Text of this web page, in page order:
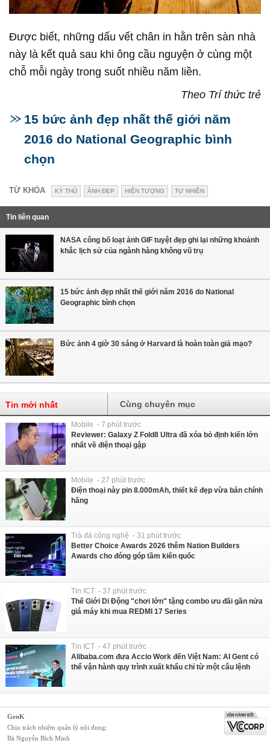
Được biết, những dấu vết chân in hằn trên sàn nhà
này là kết quả sau khi ông cầu nguyện ở cùng một
chỗ mỗi ngày trong suốt nhiều năm liền.
Theo Trí thức trẻ
15 bức ảnh đẹp nhất thế giới năm
2016 do National Geographic bình
chọn
TỪ KHÓA KỲ THỦ ẢNH ĐẸP HIỆN TƯỢNG TỰ NHIÊN
Tin liên quan
NASA công bố loạt ảnh GIF tuyệt đẹp ghi lại những khoảnh
khắc lịch sử của ngành hàng không vũ trụ
15 bức ảnh đẹp nhất thế giới năm 2016 do National
Geographic bình chọn
Bức ảnh 4 giờ 30 sáng ở Harvard là hoàn toàn giả mạo?
Tin mới nhất Cùng chuyên mục
Mobile - 7 phút trước
Reviewer: Galaxy Z Fold8 Ultra đã xóa bỏ định kiến lớn
nhất về điện thoại gập
Mobile - 27 phút trước
Điện thoại này pin 8.000mAh, thiết kế đẹp vừa bán chính
hãng
Trà đá công nghệ - 31 phút trước
Better Choice Awards 2026 thêm Nation Builders
Awards cho đóng góp tầm kiến quốc
Tin ICT - 37 phút trước
Thế Giới Di Động "chơi lớn" tặng combo ưu đãi gần nửa
giá máy khi mua REDMI 17 Series
Tin ICT - 47 phút trước
Alibaba.com đưa Accio Work đến Việt Nam: AI Gent có
thể vận hành quy trình xuất khẩu chỉ từ một câu lệnh
GenK
Chịu trách nhiệm quản lý nội dung:
Bà Nguyễn Bích Minh